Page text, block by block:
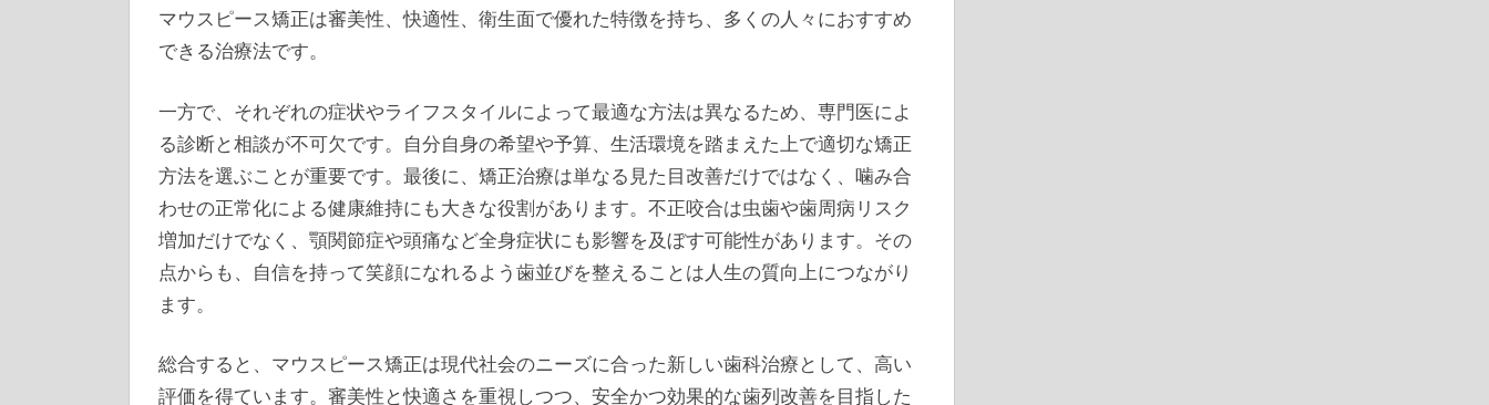
マウスピース矯正は審美性、快適性、衛生面で優れた特徴を持ち、多くの人々におすすめ
できる治療法です。
一方で、それぞれの症状やライフスタイルによって最適な方法は異なるため、専門医によ
る診断と相談が不可欠です。自分自身の希望や予算、生活環境を踏まえた上で適切な矯正
方法を選ぶことが重要です。最後に、矯正治療は単なる見た目改善だけではなく、噛み合
わせの正常化による健康維持にも大きな役割があります。不正咬合は虫歯や歯周病リスク
増加だけでなく、顎関節症や頭痛など全身症状にも影響を及ぼす可能性があります。その
点からも、自信を持って笑顔になれるよう歯並びを整えることは人生の質向上につながり
ます。
総合すると、マウスピース矯正は現代社会のニーズに合った新しい歯科治療として、高い
評価を得ています。審美性と快適さを重視しつつ、安全かつ効果的な歯列改善を目指した